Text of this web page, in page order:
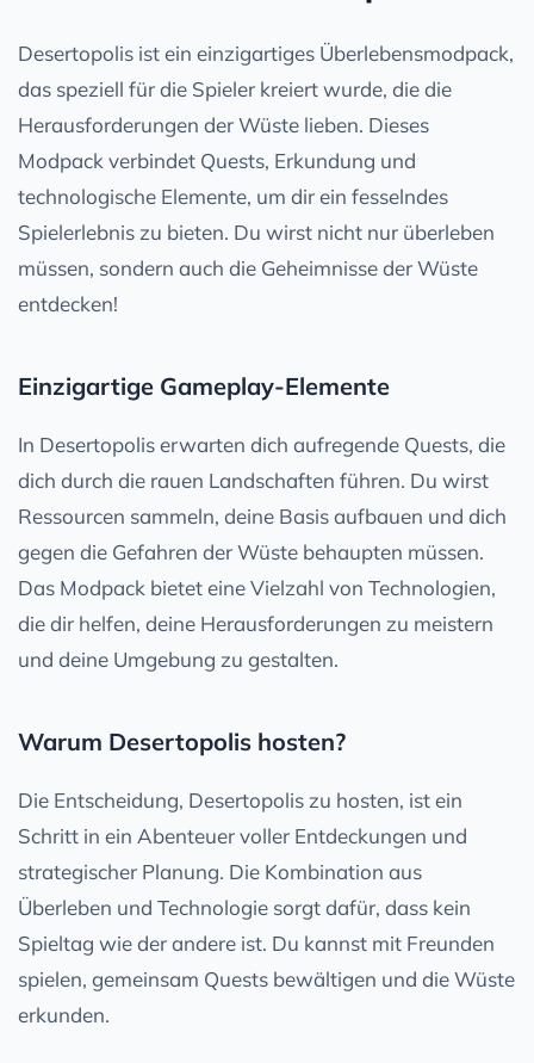
Desertopolis ist ein einzigartiges Überlebensmodpack,
das speziell für die Spieler kreiert wurde, die die
Herausforderungen der Wüste lieben. Dieses
Modpack verbindet Quests, Erkundung und
technologische Elemente, um dir ein fesselndes
Spielerlebnis zu bieten. Du wirst nicht nur überleben
müssen, sondern auch die Geheimnisse der Wüste
entdecken!
Einzigartige Gameplay-Elemente
In Desertopolis erwarten dich aufregende Quests, die
dich durch die rauen Landschaften führen. Du wirst
Ressourcen sammeln, deine Basis aufbauen und dich
gegen die Gefahren der Wüste behaupten müssen.
Das Modpack bietet eine Vielzahl von Technologien,
die dir helfen, deine Herausforderungen zu meistern
und deine Umgebung zu gestalten.
Warum Desertopolis hosten?
Die Entscheidung, Desertopolis zu hosten, ist ein
Schritt in ein Abenteuer voller Entdeckungen und
strategischer Planung. Die Kombination aus
Überleben und Technologie sorgt dafür, dass kein
Spieltag wie der andere ist. Du kannst mit Freunden
spielen, gemeinsam Quests bewältigen und die Wüste
erkunden.